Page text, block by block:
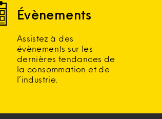
Évènements
Assistez à des
évènements sur les
dernières tendances de
la consommation et de
l’industrie.